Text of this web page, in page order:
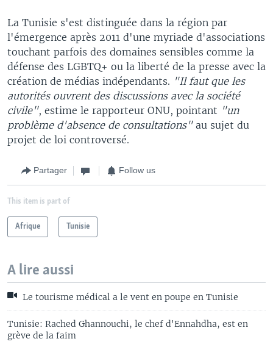
La Tunisie s'est distinguée dans la région par
l'émergence après 2011 d'une myriade d'associations
touchant parfois des domaines sensibles comme la
défense des LGBTQ+ ou la liberté de la presse avec la
création de médias indépendants. "Il faut que les
autorités ouvrent des discussions avec la société
civile", estime le rapporteur ONU, pointant "un
problème d'absence de consultations"au sujet du
projet de loi controversé.
Partager Follow us
This item is part of
Afrique Tunisie
A lire aussi
Le tourisme médical a le vent en poupe en Tunisie
Tunisie: Rached Ghannouchi, le chef d'Ennahdha, est en
grève de la faim